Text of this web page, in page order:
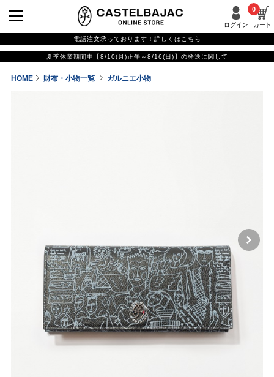
ログイン カート
0
電話注文承っております！詳しくは こちら
夏季休業期間中【8/10(月)正午～8/16(日)】の発送に関して
HOME 財布・小物一覧 ガルニエ小物